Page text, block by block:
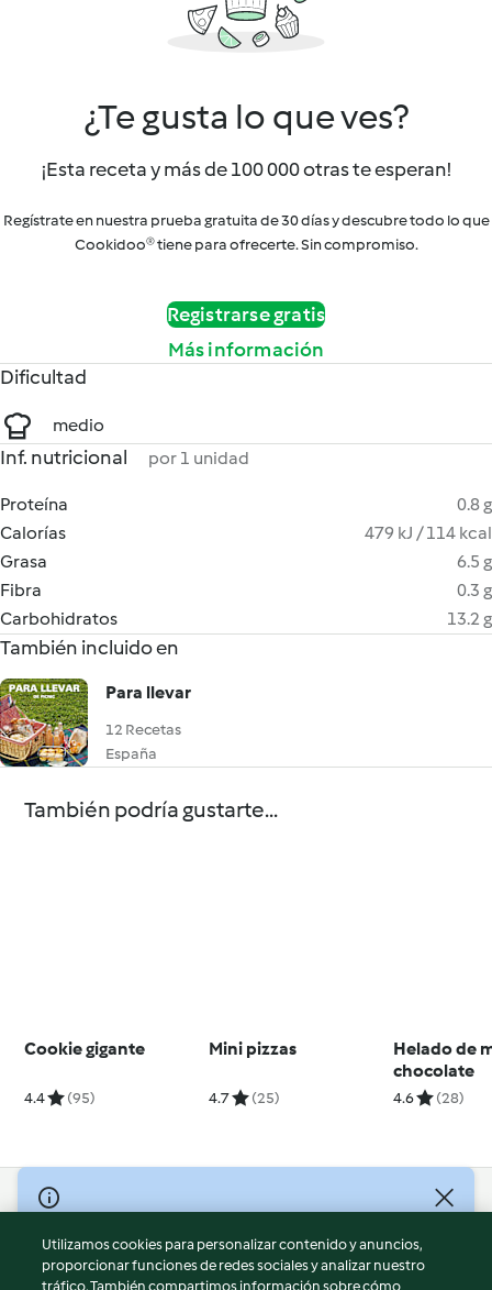
¿Te gusta lo que ves?
¡Esta receta y más de 100 000 otras te esperan!
Regístrate en nuestra prueba gratuita de 30 días y descubre todo lo que
Cookidoo® tiene para ofrecerte. Sin compromiso.
Registrarse gratis
Más información
Dificultad
medio
Inf. nutricional por 1 unidad
Proteína
0.8 g
Calorías
479 kJ / 114 kcal
Grasa
6.5 g
Fibra
0.3 g
Carbohidratos
13.2 g
También incluido en
Para llevar
12 Recetas
España
También podría gustarte...
Cookie gigante
4.4 (95)
Mini pizzas
4.7 (25)
Helado de
chocolate
4.6 (28)
© Copyright 2026
Términos de uso
Política de privacidad
Utilizamos cookies para personalizar contenido y anuncios,
proporcionar funciones de redes sociales y analizar nuestro
tráfico. También compartimos información sobre cómo